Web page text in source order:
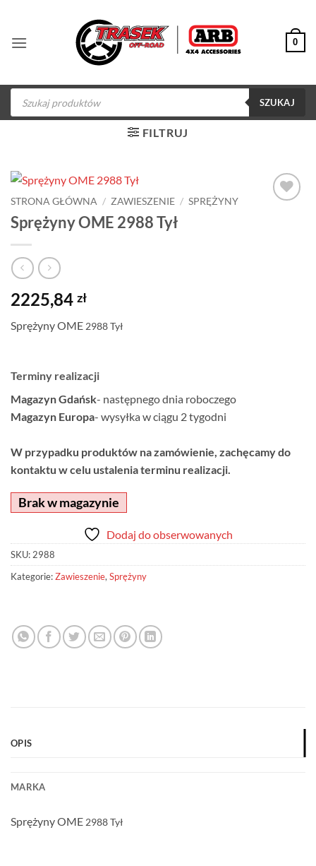
zawartości
0
Wyszukiwarka
produktów
SZUKAJ
FILTRUJ
STRONA GŁÓWNA / ZAWIESZENIE / SPRĘŻYNY
Sprężyny OME 2988 Tył
2225,84 zł
Sprężyny OME 2988Tył
Terminy realizacji
Magazyn Gdańsk- następnego dnia roboczego
Magazyn Europa- wysyłka w ciągu 2 tygodni
W przypadku produktów na zamówienie, zachęcamy do
kontaktu w celu ustalenia terminu realizacji.
Brak w magazynie
Dodaj do obserwowanych
SKU:2988
Kategorie:Zawieszenie,Sprężyny
OPIS
MARKA
Sprężyny OME2988Tył